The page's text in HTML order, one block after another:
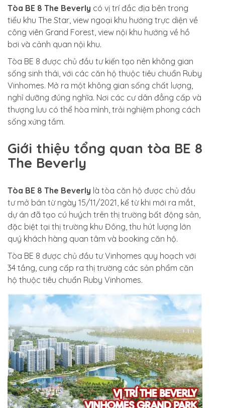
Tòa BE 8 The Beverly có vị trí đắc địa bên trong
tiểu khu The Star, view ngoại khu hướng trực diện về
công viên Grand Forest, view nội khu hướng về hồ
bơi và cảnh quan nội khu.
Tòa BE 8 được chủ đầu tư kiến tạo nên không gian
sống sinh thái, với các căn hộ thuộc tiêu chuẩn Ruby
Vinhomes. Mở ra một không gian sống chất lượng,
nghỉ dưỡng đúng nghĩa. Nơi các cư dân đẳng cấp và
thượng lưu có thể hòa mình, trải nghiệm phong cách
sống xứng tầm.
Giới thiệu tổng quan tòa BE 8
The Beverly
Tòa BE 8 The Beverly là tòa căn hộ được chủ đầu
tư mở bán từ ngày 15/11/2021, kể từ khi mới ra mắt,
dự án đã tạo cú huých trên thị trường bất động sản,
đặc biệt tại thị trường khu Đông, thu hút lượng lớn
quý khách hàng quan tâm và booking căn hộ.
Tòa BE 8 được chủ đầu tư Vinhomes quy hoạch với
34 tầng, cung cấp ra thị trường các sản phẩm căn
hộ thuộc tiêu chuẩn Ruby Vinhomes.